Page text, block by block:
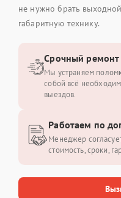
не нужно брать
габаритную технику.
Срочный ремонт
Мы устраняем
собой всё
выездов.
Работаем по
Менеджер
стоимость, сроки,